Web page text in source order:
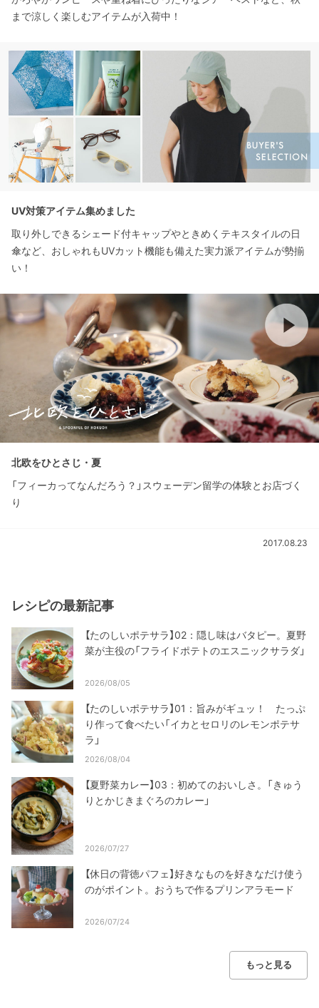
まで涼しく楽しむアイテムが入荷中！
UV対策アイテム集めました
取り外しできるシェード付キャップやときめくテキスタイルの日
傘など、おしゃれもUVカット機能も備えた実力派アイテムが勢揃
い！
北欧をひとさじ・夏
「フィーカってなんだろう？」スウェーデン留学の体験とお店づく
り
2017.08.23
レシピの最新記事
【たのしいポテサラ】02：隠し味はバタピー。夏野
菜が主役の「フライドポテトのエスニックサラダ」
2026/08/05
【たのしいポテサラ】01：旨みがギュッ！ たっぷ
り作って食べたい「イカとセロリのレモンポテサ
ラ」
2026/08/04
【夏野菜カレー】03：初めてのおいしさ。「きゅう
りとかじきまぐろのカレー」
2026/07/27
【休日の背徳パフェ】好きなものを好きなだけ使う
のがポイント。おうちで作るプリンアラモード
2026/07/24
もっと見る